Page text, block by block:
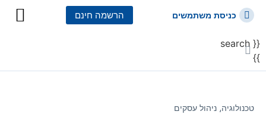
כניסת משתמשים הרשמה חינם
{{ search
}}
טכנולוגיה⸲ ניהול עסקים